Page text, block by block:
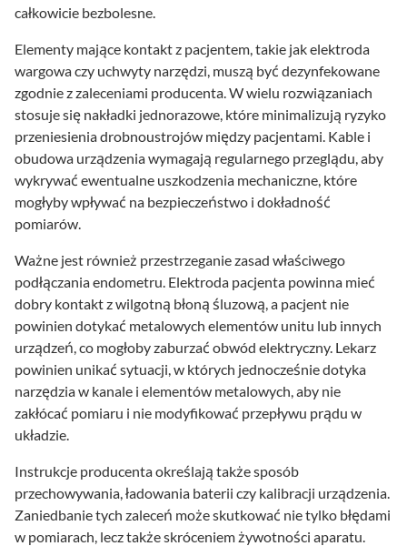
całkowicie bezbolesne.
Elementy mające kontakt z pacjentem, takie jak elektroda
wargowa czy uchwyty narzędzi, muszą być dezynfekowane
zgodnie z zaleceniami producenta. W wielu rozwiązaniach
stosuje się nakładki jednorazowe, które minimalizują ryzyko
przeniesienia drobnoustrojów między pacjentami. Kable i
obudowa urządzenia wymagają regularnego przeglądu, aby
wykrywać ewentualne uszkodzenia mechaniczne, które
mogłyby wpływać na bezpieczeństwo i dokładność
pomiarów.
Ważne jest również przestrzeganie zasad właściwego
podłączania endometru. Elektroda pacjenta powinna mieć
dobry kontakt z wilgotną błoną śluzową, a pacjent nie
powinien dotykać metalowych elementów unitu lub innych
urządzeń, co mogłoby zaburzać obwód elektryczny. Lekarz
powinien unikać sytuacji, w których jednocześnie dotyka
narzędzia w kanale i elementów metalowych, aby nie
zakłócać pomiaru i nie modyfikować przepływu prądu w
układzie.
Instrukcje producenta określają także sposób
przechowywania, ładowania baterii czy kalibracji urządzenia.
Zaniedbanie tych zaleceń może skutkować nie tylko błędami
w pomiarach, lecz także skróceniem żywotności aparatu.